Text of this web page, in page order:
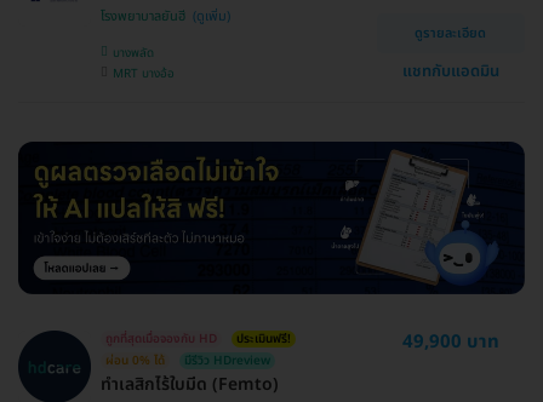
โรงพยาบาลยันฮี
บางพลัด
MRT บางอ้อ
ดูรายละเอียด
แชทกับแอดมิน
ถูกที่สุดเมื่อจองกับ HD
ประเมินฟรี!
ผ่อน 0% ได้
มีรีวิว HDreview
ทำเลสิกไร้ใบมีด (Femto)
49,900 บาท